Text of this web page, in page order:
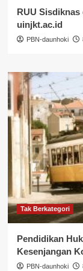
RUU
uinjkt.ac.id
PBN-daunhoki
Tak Berkategori
Pendidikan
Kesenjangan
PBN-daunhoki